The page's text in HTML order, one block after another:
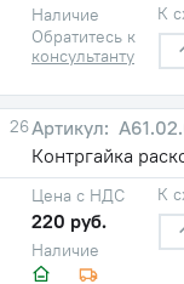
Наличие
Обратитесь к
консультанту
К
26
Контргайка
Наличие
Цена с НДС
220 руб.
К